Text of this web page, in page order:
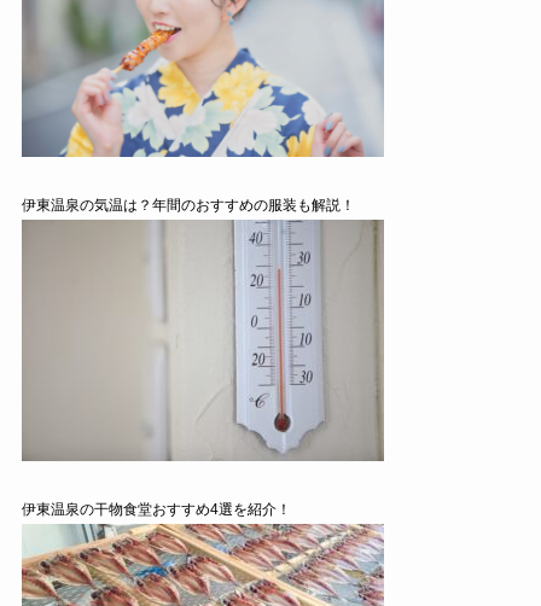
伊東温泉の気温は？年間のおすすめの服装も解説！
伊東温泉の干物食堂おすすめ4選を紹介！